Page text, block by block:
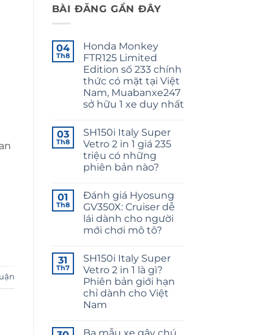
BÀI ĐĂNG GẦN ĐÂY
04
Th8
Honda Monkey
FTR125 Limited
Edition số 233 chính
thức có mặt tại Việt
Nam, Muabanxe247
sở hữu 1 xe duy nhất
bình
luận
ở
Honda
Monkey
FTR125
số
233
chính
thức
có
mặt
Nam,
Muabanxe247
sở
hữu
1
xe
duy
03
Th8
SH150i Italy Super
Vetro 2 in 1 giá 235
triệu có những
phiên bản nào?
bình
luận
ở
SH150i
Italy
Super
in
1
giá
235
triệu
có
những
nào?
01
Th8
Đánh giá Hyosung
GV350X: Cruiser dễ
lái dành cho người
mới chơi mô tô?
bình
luận
ở
Đánh
giá
Hyosung
GV350X:
lái
31
Th7
SH150i Italy Super
Vetro 2 in 1 là gì?
Phiên bản giới hạn
chỉ dành cho Việt
Nam